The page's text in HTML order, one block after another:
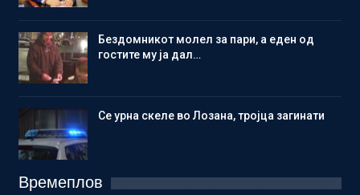
Бездомникот молел за пари, а еден од
гостите му ја дал…
Се урна скеле во Лозана, тројца загинати
Времеплов